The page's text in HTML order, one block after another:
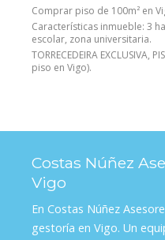
Comprar piso de 100m² en
Características inmueble: 3
escolar, zona universitaria.
TORRECEDEIRA
piso en Vigo).
Costas Núñez
Vigo
En Costas Núñez
gestoría en Vigo. Un